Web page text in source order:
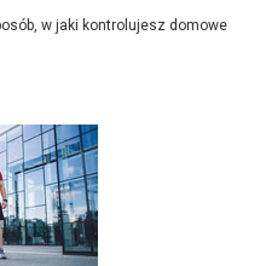
w jaki kontrolujesz domowe